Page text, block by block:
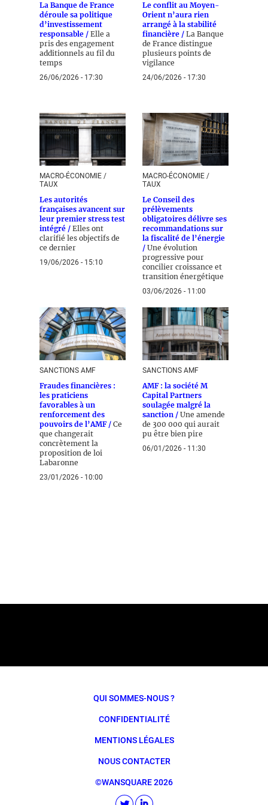
La Banque de France
déroule sa politique
d’investissement
responsable / Elle a
pris des engagement
additionnels au fil du
temps
26/06/2026 - 17:30
Le conflit au Moyen-
Orient n’aura rien
arrangé à la stabilité
financière / La Banque
de France distingue
plusieurs points de
vigilance
24/06/2026 - 17:30
MACRO-ÉCONOMIE /
TAUX
Les autorités
françaises avancent sur
leur premier stress test
intégré / Elles ont
clarifié les objectifs de
ce dernier
19/06/2026 - 15:10
MACRO-ÉCONOMIE /
TAUX
Le Conseil des
prélèvements
obligatoires délivre ses
recommandations sur
la fiscalité de l’énergie
/ Une évolution
progressive pour
concilier croissance et
transition énergétique
03/06/2026 - 11:00
SANCTIONS AMF
Fraudes financières :
les praticiens
favorables à un
renforcement des
pouvoirs de l’AMF / Ce
que changerait
concrètement la
proposition de loi
Labaronne
23/01/2026 - 10:00
SANCTIONS AMF
AMF : la société M
Capital Partners
soulagée malgré la
sanction / Une amende
de 300 000 qui aurait
pu être bien pire
06/01/2026 - 11:30
QUI SOMMES-NOUS ?
CONFIDENTIALITÉ
MENTIONS LÉGALES
NOUS CONTACTER
©WANSQUARE 2026